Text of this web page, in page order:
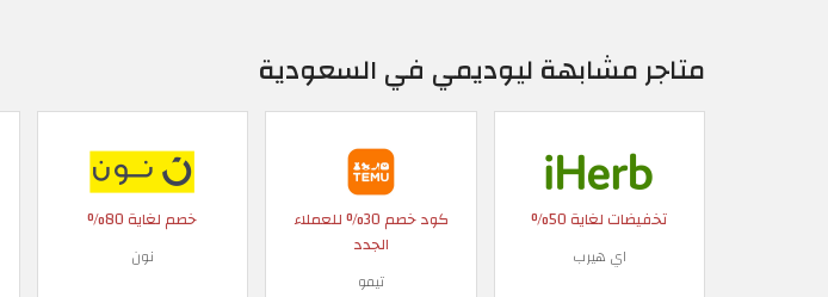
متاجر مشابهة ليوديمي في السعودية
تخفيضات لغاية 50%
اي هيرب
كود خصم 30% للعملاء
الجدد
تيمو
خصم لغاية 80%
نون